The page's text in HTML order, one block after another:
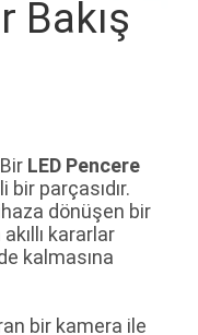
Bakış
LED Pencere
bir parçasıdır.
dönüşen bir
kararlar
kalmasına
bir kamera ile